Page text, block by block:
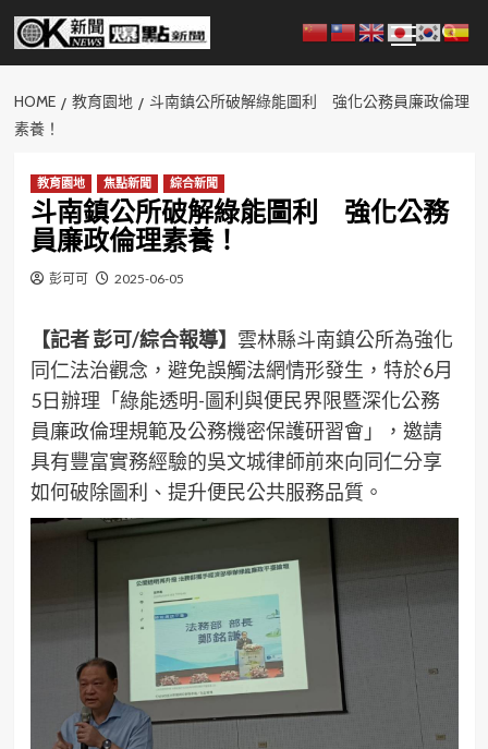
Skip
content
Menu
HOME 教育園地
斗南鎮公所破解綠能圖利 強化公務員廉政倫理
素養！
教育園地 焦點新聞 綜合新聞
斗南鎮公所破解綠能圖利 強化公務
員廉政倫理素養！
彭可可 2025-06-05
【記者 彭可/綜合報導】 雲林縣斗南鎮公所為強化
同仁法治觀念，避免誤觸法網情形發生，特於6月
5日辦理「綠能透明-圖利與便民界限暨深化公務
員廉政倫理規範及公務機密保護研習會」，邀請
具有豐富實務經驗的吳文城律師前來向同仁分享
如何破除圖利、提升便民公共服務品質。